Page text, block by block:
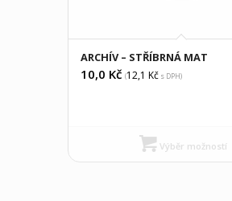
ARCHÍV – STŘÍBRNÁ MAT
10,0 Kč (12,1 Kčs DPH)
Výběr možností